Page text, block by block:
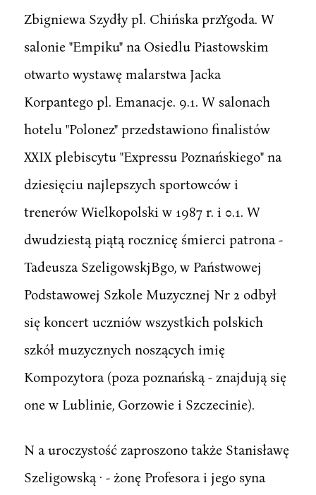
Zbigniewa Szydły pl. Chińska przYgoda. W
salonie "Empiku" na Osiedlu Piastowskim
otwarto wystawę malarstwa Jacka
Korpantego pl. Emanacje. 9.1. W salonach
hotelu "Polonez" przedstawiono finalistów
XXIX plebiscytu "Expressu Poznańskiego" na
dziesięciu najlepszych sportowców i
trenerów Wielkopolski w 1987 r. i 0.1. W
dwudziestą piątą rocznicę śmierci patrona -
Tadeusza SzeligowskjBgo, w Państwowej
Podstawowej Szkole Muzycznej Nr 2 odbył
się koncert uczniów wszystkich polskich
szkół muzycznych noszących imię
Kompozytora (poza poznańską - znajdują się
one w Lublinie, Gorzowie i Szczecinie).
N a uroczystość zaproszono także Stanisławę
Szeligowską · - żonę Profesora i jego syna